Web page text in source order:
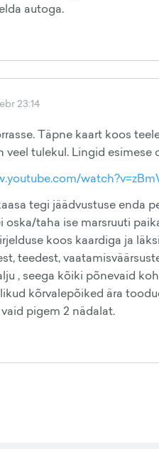
autoga.
23:14
Täpne kaart koos
veel tulekul. Lingid esimese
tegi jäädvustuse enda
oska/taha ise marsruuti
koos kaardiga ja
teedest,
, seega kõiki põnevaid
kõrvalepõiked ära
pigem 2 nädalat.